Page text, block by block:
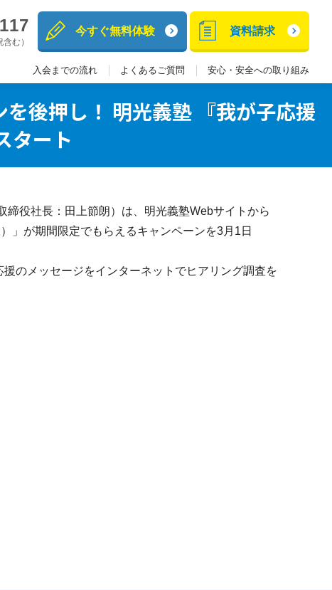
今すぐ無料体験 資料請求
む）
入会までの流れ よくあるご質問 安心・安全への取り組み
後押し！ 明光義塾 『我が子応援
タート
役社長：田上節朗）は、明光義塾Webサイトから
」が期間限定でもらえるキャンペーンを3月1日
のメッセージをインターネットでヒアリング調査を